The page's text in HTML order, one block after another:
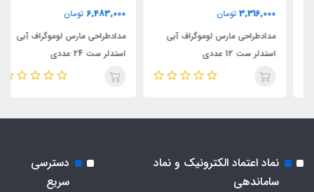
3,316,000 تومان
مدادطراحی مارس لوموگراف آبی
استدلر ست 12 عددی
6,483,000 تومان
مدادطراحی مارس لوموگراف آبی
استدلر ست 24 عددی
نماد اعتماد الکترونیک و نماد
ساماندهی
دسترسی
سریع